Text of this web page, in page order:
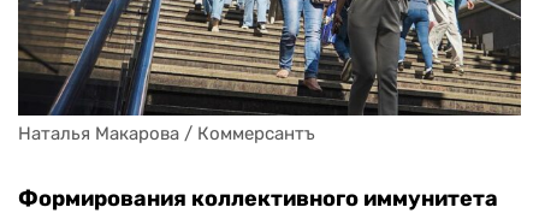
Наталья Макарова / Коммерсантъ
Формирования коллективного иммунитета